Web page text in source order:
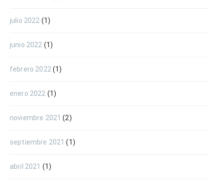
julio 2022 (1)
junio 2022 (1)
febrero 2022 (1)
enero 2022 (1)
noviembre 2021 (2)
septiembre 2021 (1)
abril 2021 (1)